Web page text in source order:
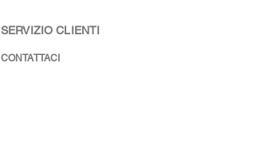
SERVIZIO CLIENTI
CONTATTACI